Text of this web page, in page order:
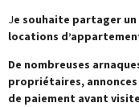
Je souhaite partager un
locations
De nombreuses
propriétaires,
de paiement avant